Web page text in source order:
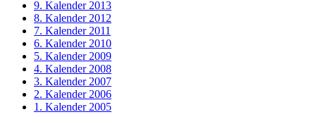
9. Kalender 2013
8. Kalender 2012
7. Kalender 2011
6. Kalender 2010
5. Kalender 2009
4. Kalender 2008
3. Kalender 2007
2. Kalender 2006
1. Kalender 2005